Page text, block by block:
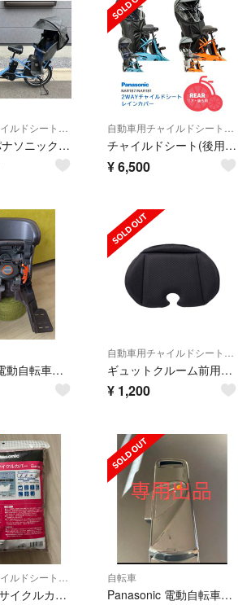
2023年製パナソニック ギュットクルームRDX Panasonic 電動自転車 チャイルドシート(後用) レインカバー Panasonic
¥6,500
Panasonic電動自転車 前用チャイルドシート FBC-011DX3(前用) ギュットクルーム前用シート クッション NCD510K
¥ 1,200
Panasonic サイクルカバー ピンク
自転車
Panasonic 電動自転車 バッテリー